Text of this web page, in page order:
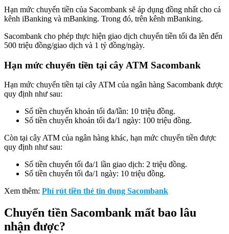
Hạn mức chuyển tiền của Sacombank sẽ áp dụng đồng nhất cho cả
kênh iBanking và mBanking. Trong đó, trên kênh mBanking.
Sacombank cho phép thực hiện giao dịch chuyển tiền tối đa lên đến
500 triệu đồng/giao dịch và 1 tỷ đồng/ngày.
Hạn mức chuyển tiền tại cây ATM Sacombank
Hạn mức chuyển tiền tại cây ATM của ngân hàng Sacombank được
quy định như sau:
Số tiền chuyển khoản tối đa/lần: 10 triệu đồng.
Số tiền chuyển khoản tối đa/1 ngày: 100 triệu đồng.
Còn tại cây ATM của ngân hàng khác, hạn mức chuyển tiền được
quy định như sau:
Số tiền chuyển tối đa/1 lần giao dịch: 2 triệu đồng.
Số tiền chuyển tối đa/1 ngày: 10 triệu đồng.
Xem thêm: Phí rút tiền thẻ tín dụng Sacombank
Chuyển tiền Sacombank mất bao lâu
nhận được?